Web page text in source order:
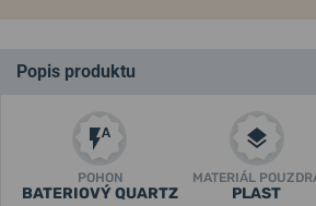
Popis produktu
POHON
BATERIOVÝ QUARTZ
MATERIÁL
PLAST